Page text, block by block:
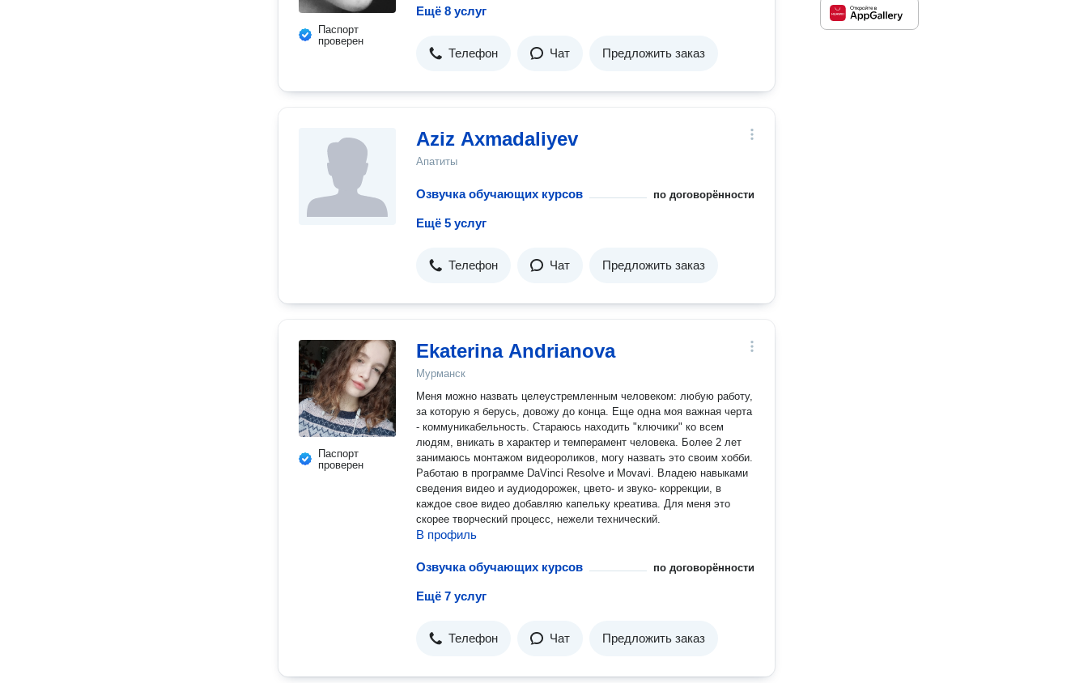
Паспорт
проверен
Ещё 8 услуг
Телефон Чат Предложить заказ
Aziz Axmadaliyev
Апатиты
Озвучка обучающих курсов по договорённости
Ещё 5 услуг
Телефон Чат Предложить заказ
Паспорт
проверен
Ekaterina Andrianova
Мурманск
Меня можно назвать целеустремленным человеком: любую работу,
за которую я берусь, довожу до конца. Еще одна моя важная черта
- коммуникабельность. Стараюсь находить "ключики" ко всем
людям, вникать в характер и темперамент человека. Более 2 лет
занимаюсь монтажом видеороликов, могу назвать это своим хобби.
Работаю в программе DaVinci Resolve и Movavi. Владею навыками
сведения видео и аудиодорожек, цвето- и звуко- коррекции, в
каждое свое видео добавляю капельку креатива. Для меня это
скорее творческий процесс, нежели технический.
В профиль
Озвучка обучающих курсов по договорённости
Ещё 7 услуг
Телефон Чат Предложить заказ